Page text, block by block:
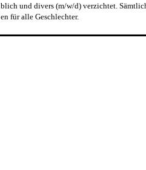
und divers (m/w/d) verzichtet.
für alle Geschlechter.